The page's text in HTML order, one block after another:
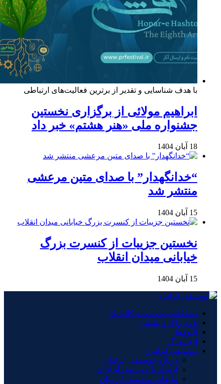
با هدف شناسایی و تقدیر از برترین فعالیت‌های ارتباطی
ابراهیم مولائی از برگزاری نخستین
جشنواره ملی «هنر هشتم» خبر داد
18 آبان 1404
“خدانگهدار” با صدای متین مرعشی
منتشر شد
15 آبان 1404
نخستین جزییات از کنسرت بزرگ
خیابانی میدان انقلاب
15 آبان 1404
دستگاهی، مقامی و کلاسیک
پاپ، راک و تلفیقی
آلبوم‌ها
ارتباط گر
موسیقی ایرانیان
درباره موسیقی ایرانیان
ارتباط با موسیقی ایرانیان
تبلیغات موسیقی ایرانیان